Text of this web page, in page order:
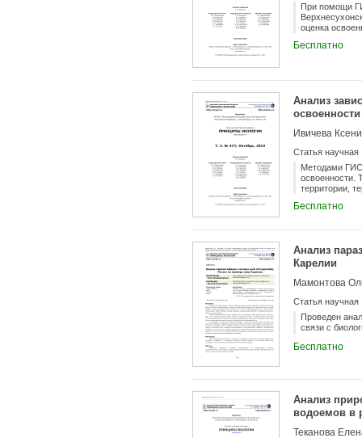
При помощи
оценка
угодьями, и
Бесплатно
Анализ
Ивичева
Статья научная
Методами ГИС
освоенности.
территории,
Бесплатно
Анализ
Карелии
Мамонтова
Статья научная
Проведен
связи с
Бесплатно
Анализ
водоемов в